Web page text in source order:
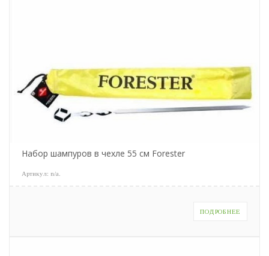
Набор шампуров в чехле 55 см Forester
Артикул: n/a
ПОДРОБНЕЕ